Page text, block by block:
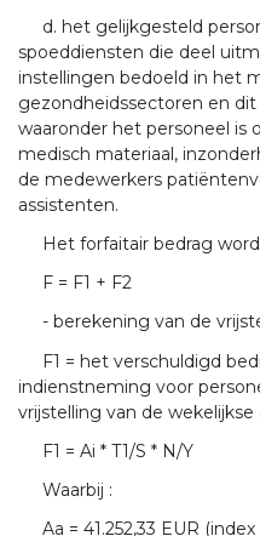
d. het gelijkgesteld
spoeddiensten die deel
instellingen bedoeld in het
gezondheidssectoren en
waaronder het personeel is
medisch materiaal,
de medewerkers
assistenten.
Het forfaitair bedrag
F = F1 + F2
- berekening van de
F1 = het verschuldigd
indienstneming voor
vrijstelling van de
F1 = Ai * T1/S * N/Y
Waarbij :
Aa = 41.252,33 EUR